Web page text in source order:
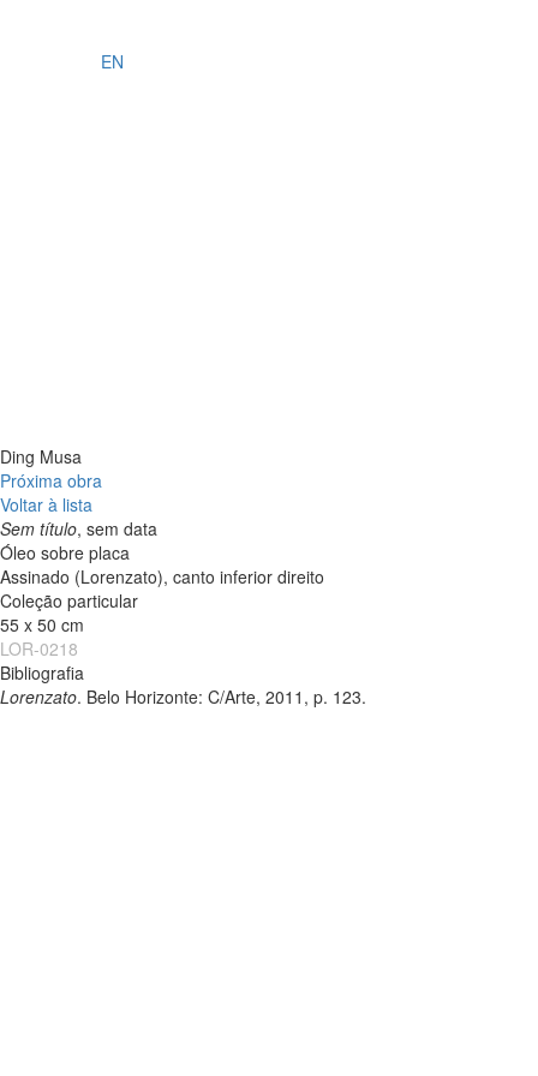
EN
Ding Musa
Próxima obra
Voltar à lista
Sem título, sem data
Óleo sobre placa
Assinado (Lorenzato), canto inferior direito
Coleção particular
55 x 50 cm
LOR-0218
Bibliografia
Lorenzato. Belo Horizonte: C/Arte, 2011, p. 123.